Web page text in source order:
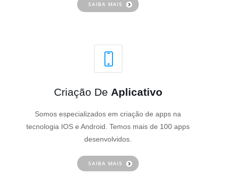
SAIBA MAIS
Criação De Aplicativo
Somos especializados em criação de apps na
tecnologia IOS e Android. Temos mais de 100 apps
desenvolvidos.
SAIBA MAIS